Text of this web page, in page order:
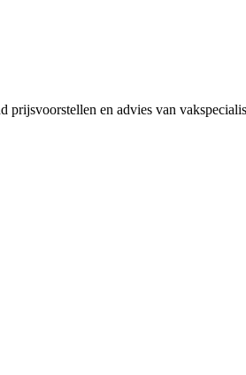
prijsvoorstellen en advies van